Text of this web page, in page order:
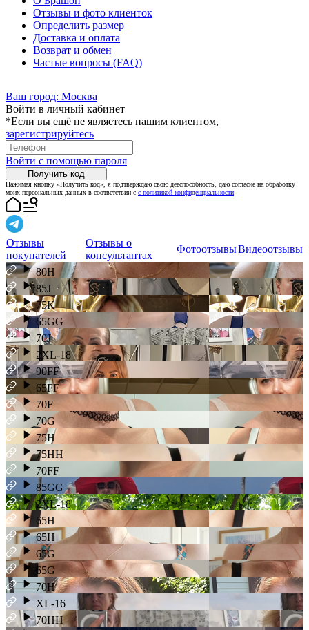
Отзывы и фото клиенток
Определить размер
Доставка и оплата
Возврат и обмен
Частые вопросы (FAQ)
Ваш город: Москва
Войти в личный кабинет
*Если вы ещё не являетесь нашим клиентом,
зарегистрируйтесь
Войти с помощью пароля
Получить код
Нажимая кнопку «Получить код», я подтверждаю свою дееспособность, даю согласие на обработку
моих персональных данных в соответствии с с политикой конфиденциальности
Отзывы
покупателей
Отзывы о
консультантах
ФотоотзывыВидеоотзывы
80H
85J
75K
65GG
70J
2XL-18
90FF
65FF
70F
70G
75H
75HH
70FF
85GG
2XL-18
65H
65H
65G
65G
70H
XL-16
70HH